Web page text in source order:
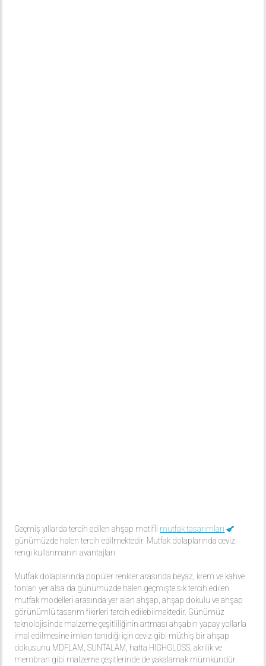
Geçmiş yıllarda tercih edilen ahşap motifli mutfak tasarımları
günümüzde halen tercih edilmektedir. Mutfak dolaplarında ceviz
rengi kullanmanın avantajları
Mutfak dolaplarında popüler renkler arasında beyaz, krem ve kahve
tonları yer alsa da günümüzde halen geçmişte sık tercih edilen
mutfak modelleri arasında yer alan ahşap, ahşap dokulu ve ahşap
görünümlü tasarım fikirleri tercih edilebilmektedir. Günümüz
teknolojisinde malzeme çeşitliliğinin artması ahşabın yapay yollarla
imal edilmesine imkan tanıdığı için ceviz gibi müthiş bir ahşap
dokusunu MDFLAM, SUNTALAM, hatta HIGHGLOSS, akrilik ve
membran gibi malzeme çeşitlerinde de yakalamak mümkündür.